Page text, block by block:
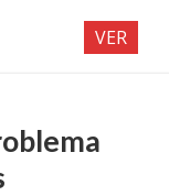
VER